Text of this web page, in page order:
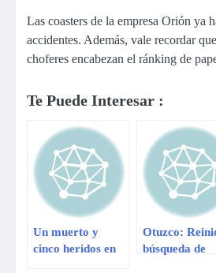
Las coasters de la empresa Orión ya
accidentes. Además, vale recordar
choferes encabezan el ránking de
Te Puede Interesar :
Un muerto y
cinco heridos en
Otuzco:
búsqueda de